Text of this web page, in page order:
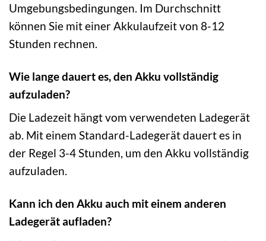
Umgebungsbedingungen. Im Durchschnitt
können Sie mit einer Akkulaufzeit von 8-12
Stunden rechnen.
Wie lange dauert es, den Akku vollständig
aufzuladen?
Die Ladezeit hängt vom verwendeten Ladegerät
ab. Mit einem Standard-Ladegerät dauert es in
der Regel 3-4 Stunden, um den Akku vollständig
aufzuladen.
Kann ich den Akku auch mit einem anderen
Ladegerät aufladen?